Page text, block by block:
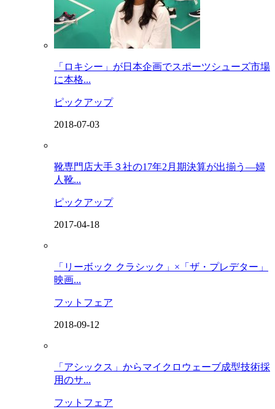
「ロキシー」が日本企画でスポーツシューズ市場
に本格...
ピックアップ
2018-07-03
靴専門店大手３社の17年2月期決算が出揃う―婦
人靴...
ピックアップ
2017-04-18
「リーボック クラシック」×「ザ・プレデター」
映画...
フットフェア
2018-09-12
「アシックス」からマイクロウェーブ成型技術採
用のサ...
フットフェア